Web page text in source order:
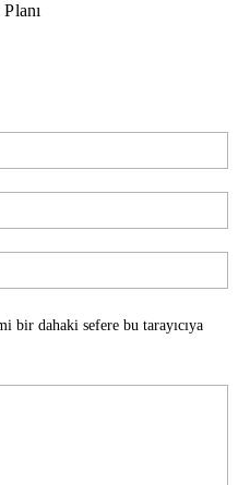
bir dahaki sefere bu tarayıcıya